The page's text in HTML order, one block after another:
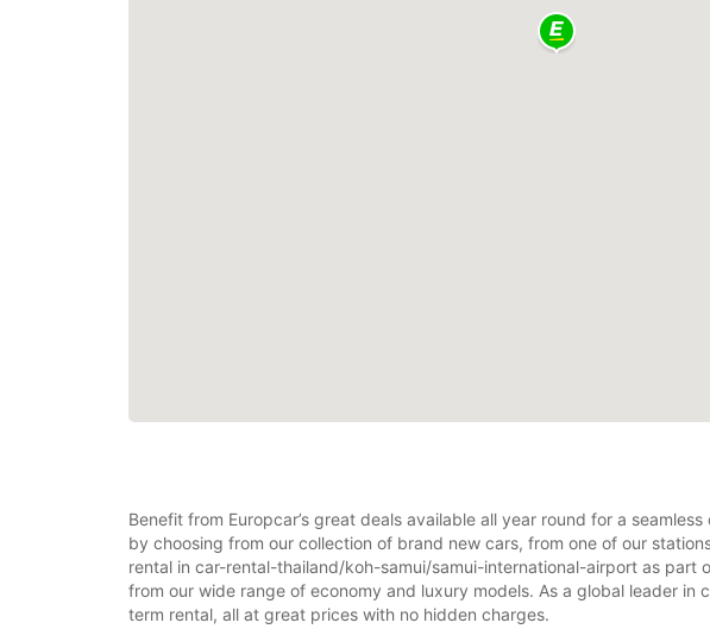
Benefit from Europcar’s great deals available all year round for a
by choosing from our collection of brand new cars, from one of our
rental in car-rental-thailand/koh-samui/samui-international-airport as
from our wide range of economy and luxury models. As a global leader
term rental, all at great prices with no hidden charges.